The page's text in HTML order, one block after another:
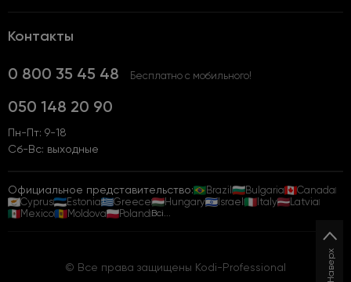
Контакты
0 800 35 45 48 Бесплатно с мобильного!
050 148 20 90
Пн-Пт: 9-18
Сб-Вс: выходные
Официальное представительство: Brazil Bulgaria
Canada
Cyprus
Estonia Greece Hungary Israel Italy
Latvia
Mexico
Moldova PolandВсі...
© Все права защищены Kodi-Professional Наверх